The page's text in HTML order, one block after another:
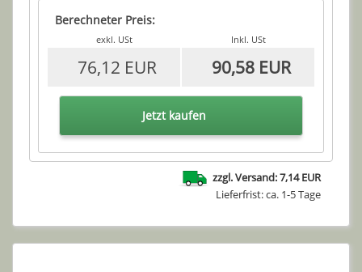
Berechneter Preis:
exkl. USt Inkl. USt
76,12 EUR 90,58 EUR
Jetzt kaufen
zzgl. Versand: 7,14 EUR
Lieferfrist: ca. 1-5 Tage